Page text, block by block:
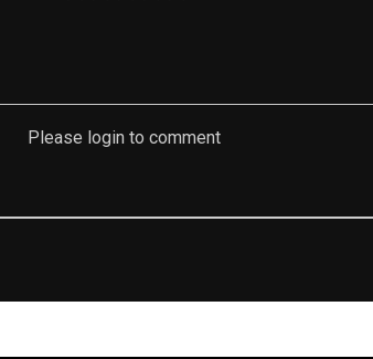
Please login to comment